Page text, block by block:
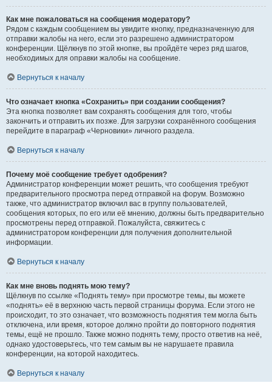
Как мне пожаловаться на сообщения модератору?
Рядом с каждым сообщением вы увидите кнопку, предназначенную для
отправки жалобы на него, если это разрешено администратором
конференции. Щёлкнув по этой кнопке, вы пройдёте через ряд шагов,
необходимых для оправки жалобы на сообщение.
Вернуться к началу
Что означает кнопка «Сохранить» при создании сообщения?
Эта кнопка позволяет вам сохранять сообщения для того, чтобы
закончить и отправить их позже. Для загрузки сохранённого сообщения
перейдите в параграф «Черновики» личного раздела.
Вернуться к началу
Почему моё сообщение требует одобрения?
Администратор конференции может решить, что сообщения требуют
предварительного просмотра перед отправкой на форум. Возможно
также, что администратор включил вас в группу пользователей,
сообщения которых, по его или её мнению, должны быть предварительно
просмотрены перед отправкой. Пожалуйста, свяжитесь с
администратором конференции для получения дополнительной
информации.
Вернуться к началу
Как мне вновь поднять мою тему?
Щёлкнув по ссылке «Поднять тему» при просмотре темы, вы можете
«поднять» её в верхнюю часть первой страницы форума. Если этого не
происходит, то это означает, что возможность поднятия тем могла быть
отключена, или время, которое должно пройти до повторного поднятия
темы, ещё не прошло. Также можно поднять тему, просто ответив на неё,
однако удостоверьтесь, что тем самым вы не нарушаете правила
конференции, на которой находитесь.
Вернуться к началу